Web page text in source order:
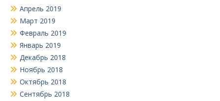
Апрель 2019
Март 2019
Февраль 2019
Январь 2019
Декабрь 2018
Ноябрь 2018
Октябрь 2018
Сентябрь 2018